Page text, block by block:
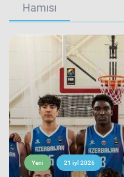
Hamısı
Yeni 21 iyl 2026